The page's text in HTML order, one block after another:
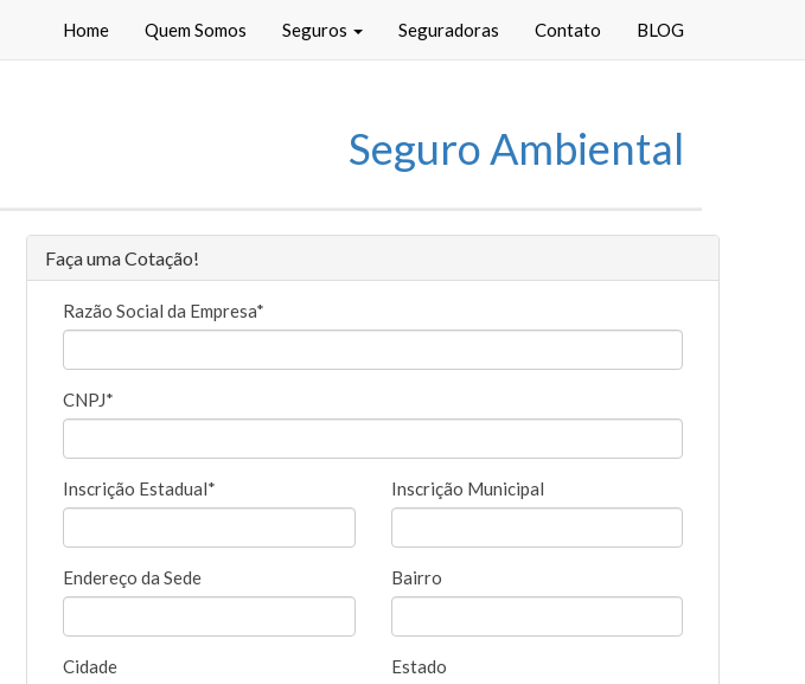
Home Quem Somos Seguros Seguradoras Contato BLOG
Seguro Ambiental
Faça uma Cotação!
Razão Social da Empresa*
CNPJ*
Inscrição Estadual* Inscrição Municipal
Endereço da Sede Bairro
Cidade Estado